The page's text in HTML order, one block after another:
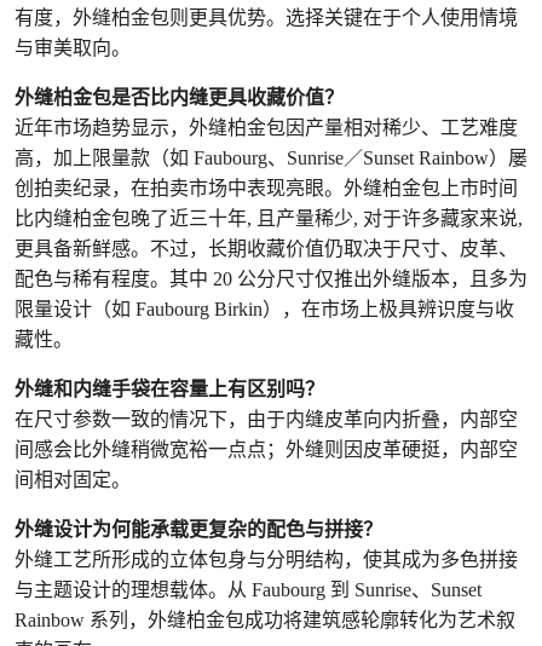
有度，外缝柏金包则更具优势。选择关键在于个人使用情境
与审美取向。
外缝柏金包是否比内缝更具收藏价值？
近年市场趋势显示，外缝柏金包因产量相对稀少、工艺难度
高，加上限量款（如 Faubourg、Sunrise／Sunset Rainbow）屡
创拍卖纪录，在拍卖市场中表现亮眼。外缝柏金包上市时间
比内缝柏金包晚了近三十年, 且产量稀少, 对于许多藏家来说,
更具备新鲜感。不过，长期收藏价值仍取决于尺寸、皮革、
配色与稀有程度。其中 20 公分尺寸仅推出外缝版本，且多为
限量设计（如 Faubourg Birkin），在市场上极具辨识度与收
藏性。
外缝和内缝手袋在容量上有区别吗？
在尺寸参数一致的情况下，由于内缝皮革向内折叠，内部空
间感会比外缝稍微宽裕一点点；外缝则因皮革硬挺，内部空
间相对固定。
外缝设计为何能承载更复杂的配色与拼接？
外缝工艺所形成的立体包身与分明结构，使其成为多色拼接
与主题设计的理想载体。从 Faubourg 到 Sunrise、Sunset
Rainbow 系列，外缝柏金包成功将建筑感轮廓转化为艺术叙